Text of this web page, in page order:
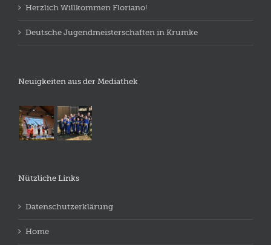
Herzlich Willkommen Floriano!
Deutsche Jugendmeisterschaften in Krumke
Neuigkeiten aus der Mediathek
Nützliche Links
Datenschutzerklärung
Home